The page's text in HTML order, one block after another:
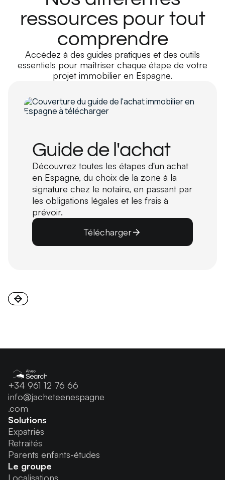
ressources pour tout
comprendre
Accédez à des guides pratiques et des outils
essentiels pour maîtriser chaque étape de votre
projet immobilier en Espagne.
Guide de l'achat
Découvrez toutes les étapes d'un achat
en Espagne, du choix de la zone à la
signature chez le notaire, en passant par
les obligations légales et les frais à
prévoir.
Télécharger
+34 961 12 76 66
info@jacheteenespagne
.com
Solutions
Expatriés
Retraités
Parents enfants-études
Le groupe
Localisations